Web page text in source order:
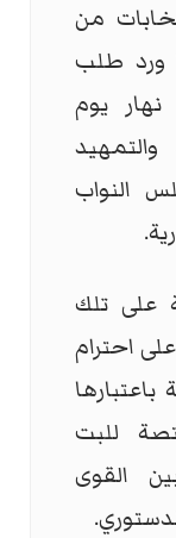
من
ورد طلب
يوم
27 كانون الأول 2021، والتمهيد
النواب
على تلك
احترام
للبت
القوى